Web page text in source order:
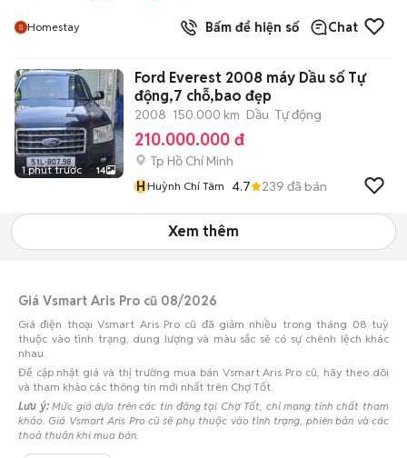
Homestay Bấm để hiện số Chat
1 phút trước 14
Ford Everest 2008 máy Dầu số Tự
động,7 chỗ,bao đẹp
2008 150.000 km Dầu Tự động
210.000.000 đ
Tp Hồ Chí Minh
HHuỳnh Chí Tâm 4.7 239 đã bán
Xem thêm
Giá Vsmart Aris Pro cũ 08/2026
Giá điện thoại Vsmart Aris Pro cũ đã giảm nhiều trong tháng 08 tuỳ
thuộc vào tình trạng, dung lượng và màu sắc sẽ có sự chênh lệch khác
nhau.
Để cập nhật giá và thị trường mua bán Vsmart Aris Pro cũ, hãy theo dõi
và tham khảo các thông tin mới nhất trên Chợ Tốt.
Lưu ý:Mức giá dựa trên các tin đăng tại Chợ Tốt, chỉ mang tính chất tham
khảo. Giá Vsmart Aris Pro cũ sẽ phụ thuộc vào tình trạng, phiên bản và các
thoả thuận khi mua bán.